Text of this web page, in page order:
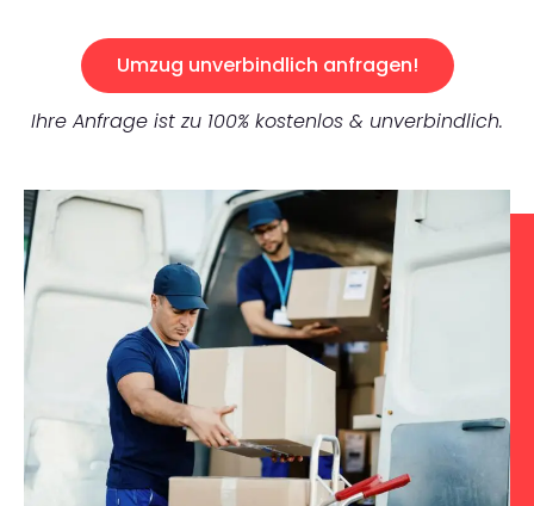
Umzug unverbindlich anfragen!
Ihre Anfrage ist zu 100% kostenlos & unverbindlich.